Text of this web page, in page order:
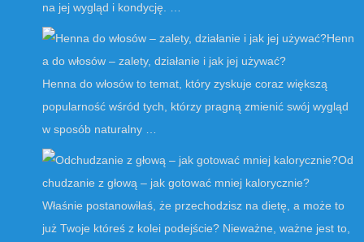
na jej wygląd i kondycję. …
Henn
a do włosów – zalety, działanie i jak jej używać?
Henna do włosów to temat, który zyskuje coraz większą
popularność wśród tych, którzy pragną zmienić swój wygląd
w sposób naturalny …
Od
chudzanie z głową – jak gotować mniej kalorycznie?
Właśnie postanowiłaś, że przechodzisz na dietę, a może to
już Twoje któreś z kolei podejście? Nieważne, ważne jest to,